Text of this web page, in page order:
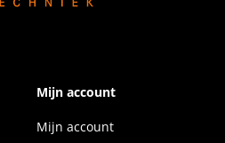
Mijn account
Mijn account